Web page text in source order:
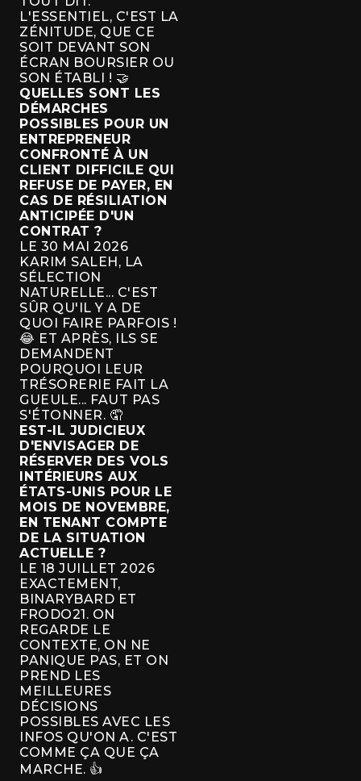
L'ESSENTIEL, C'EST LA
ZÉNITUDE, QUE CE
SOIT DEVANT SON
ÉCRAN BOURSIER OU
SON ÉTABLI ! 🤝
QUELLES SONT LES
DÉMARCHES
POSSIBLES POUR UN
ENTREPRENEUR
CONFRONTÉ À UN
CLIENT DIFFICILE QUI
REFUSE DE PAYER, EN
CAS DE RÉSILIATION
ANTICIPÉE D'UN
CONTRAT ?
LE 30 MAI 2026
KARIM SALEH, LA
SÉLECTION
NATURELLE... C'EST
SÛR QU'IL Y A DE
QUOI FAIRE PARFOIS !
😂 ET APRÈS, ILS SE
DEMANDENT
POURQUOI LEUR
TRÉSORERIE FAIT LA
GUEULE... FAUT PAS
S'ÉTONNER. 🤦
EST-IL JUDICIEUX
D'ENVISAGER DE
RÉSERVER DES VOLS
INTÉRIEURS AUX
ÉTATS-UNIS POUR LE
MOIS DE NOVEMBRE,
EN TENANT COMPTE
DE LA SITUATION
ACTUELLE ?
LE 18 JUILLET 2026
EXACTEMENT,
BINARYBARD ET
FRODO21. ON
REGARDE LE
CONTEXTE, ON NE
PANIQUE PAS, ET ON
PREND LES
MEILLEURES
DÉCISIONS
POSSIBLES AVEC LES
INFOS QU'ON A. C'EST
COMME ÇA QUE ÇA
MARCHE. 👍